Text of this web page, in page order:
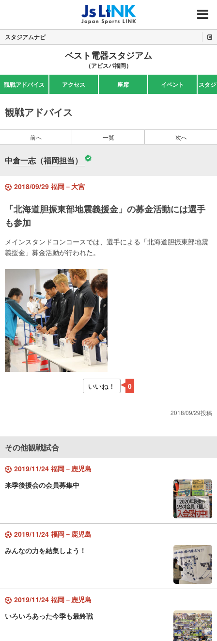
MENU
スタジアムナビ
ベスト電器スタジアム
（アビスパ福岡）
観戦アドバイス アクセス 座席 イベント スタ
観戦アドバイス
前へ 一覧 次へ
中倉一志（福岡担当）
2018/09/29 福岡－大宮
「北海道胆振東部地震義援金」の募金活動には選手
も参加
メインスタンドコンコースでは、選手による「北海道胆振東部地震
義援金」募金活動が行われた。
いいね！ 0
2018/09/29投稿
その他観戦試合
2019/11/24 福岡－鹿児島
来季後援会の会員募集中
2019/11/24 福岡－鹿児島
みんなの力を結集しよう！
2019/11/24 福岡－鹿児島
いろいろあった今季も最終戦